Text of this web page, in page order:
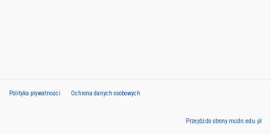
Polityka prywatności Ochrona danych osobowych
Przejdź do strony mcdn.edu.pl